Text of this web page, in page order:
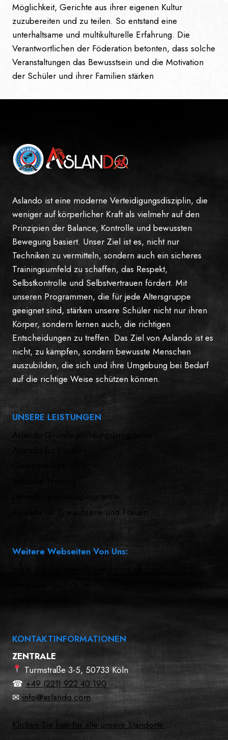
Möglichkeit, Gerichte aus ihrer eigenen Kultur
zuzubereiten und zu teilen. So entstand eine
unterhaltsame und multikulturelle Erfahrung. Die
Verantwortlichen der Föderation betonten, dass solche
Veranstaltungen das Bewusstsein und die Motivation
der Schüler und ihrer Familien stärken
Aslando ist eine moderne Verteidigungsdisziplin, die
weniger auf körperlicher Kraft als vielmehr auf den
Prinzipien der Balance, Kontrolle und bewussten
Bewegung basiert. Unser Ziel ist es, nicht nur
Techniken zu vermitteln, sondern auch ein sicheres
Trainingsumfeld zu schaffen, das Respekt,
Selbstkontrolle und Selbstvertrauen fördert. Mit
unseren Programmen, die für jede Altersgruppe
geeignet sind, stärken unsere Schüler nicht nur ihren
Körper, sondern lernen auch, die richtigen
Entscheidungen zu treffen. Das Ziel von Aslando ist es
nicht, zu kämpfen, sondern bewusste Menschen
auszubilden, die sich und ihre Umgebung bei Bedarf
auf die richtige Weise schützen können.
UNSERE LEISTUNGEN
Aslando Grundausbildungsprogramm
Gruppenkurse
Personal Training
Gewaltpräventionsprogramm
Aslando für Erwachsene und Frauen
Weitere Webseiten Von Uns:
KONTAKTINFORMATIONEN
ZENTRALE
Turmstraße 3-5, 50733 Köln
☎ +49 (221) 922 40 190
✉ info@aslando.com
Klicken Sie hier für alle unsere Standorte.